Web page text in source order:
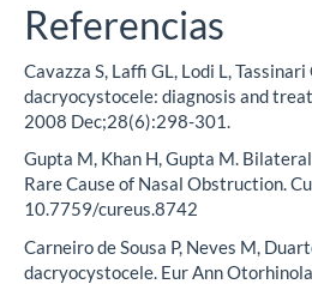
Referencias
Cavazza S, Laffi GL, Lodi L,
dacryocystocele: diagnosis and
2008 Dec;28(6):298-301.
Gupta M, Khan H, Gupta M.
Rare Cause of Nasal Obstruction.
10.7759/cureus.8742
Carneiro de Sousa P, Neves M,
dacryocystocele. Eur Ann